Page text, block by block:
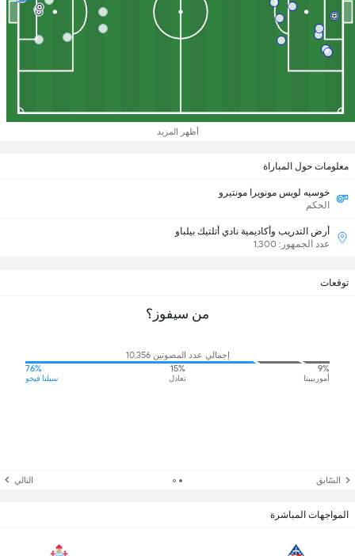
أظهر المزيد
معلومات حول المباراة
خوسيه لويس مونويرا مونتيرو
الحكم
أرض التدريب وأكاديمية نادي أتلتيك بيلباو
عدد الجمهور: 1,300
توقعات
من سيفوز؟
إجمالي عدد المصوتين 10,356
9%
أموربييتا
15%
تعادل
76%
سيلتا فيجو
السّابق التالي
المواجهات المباشرة